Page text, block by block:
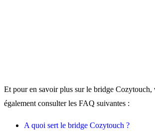
Et pour en savoir plus sur le bridge Cozytouch,
également consulter les FAQ suivantes :
A quoi sert le bridge Cozytouch ?